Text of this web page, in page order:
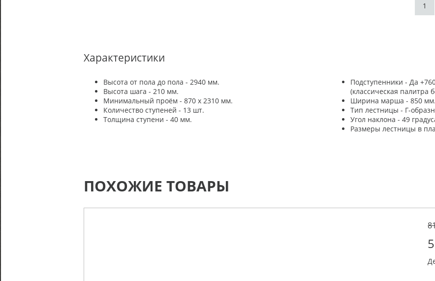
1
Характеристики
Высота от пола до пола - 2940 мм.
Высота шага - 210 мм.
Минимальный проём - 870 х 2310 мм.
Количество ступеней - 13 шт.
Толщина ступени - 40 мм.
Подступенники - Да
(классическая палитра
Ширина марша - 850 мм.
Тип лестницы - Г-
Угол наклона - 49
Размеры лестницы в
ПОХОЖИЕ ТОВАРЫ